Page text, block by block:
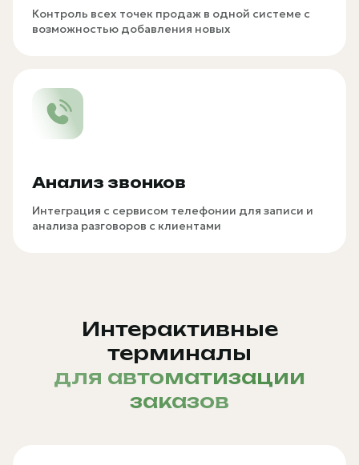
Контроль всех точек продаж в одной системе с
возможностью добавления новых
Анализ звонков
Интеграция с сервисом телефонии для записи и
анализа разговоров с клиентами
Интерактивные
терминалы
для автоматизации
заказов